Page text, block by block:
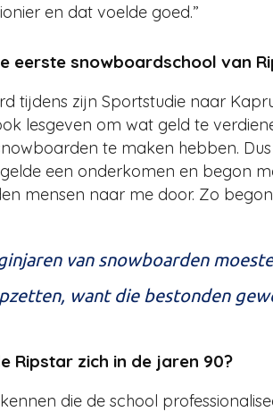
en dat voelde goed.”
eerste snowboardschool van
tijdens zijn Sportstudie naar
lesgeven om wat geld te
te maken hebben.
een onderkomen en begon
mensen naar me door. Zo
van snowboarden
want die bestonden
Ripstar zich in de jaren 90?
die de school